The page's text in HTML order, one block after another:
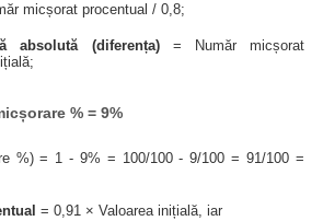
micșorat procentual / 0,8;
absolută (diferența)= Număr micșorat
% = 9%
%) = 1 - 9% = 100/100 - 9/100 = 91/100 =
= 0,91 × Valoarea inițială, iar